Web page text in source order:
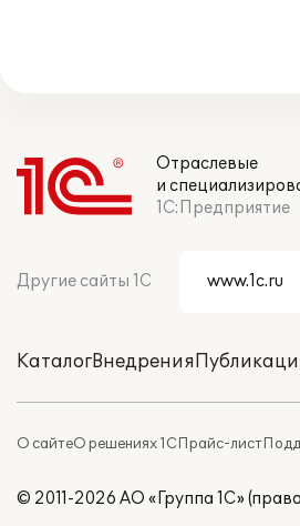
Отраслевые
и
1С:Предприятие
Другие сайты 1С
КаталогВнедрения
О сайтеО решениях 1СПрайс-лист
© 2011-2026 АО «Группа 1С»